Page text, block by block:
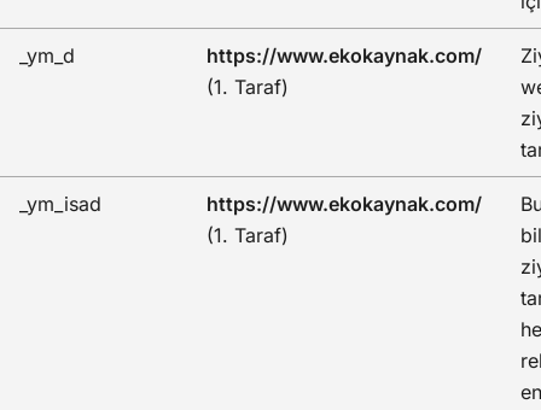
_ym_d
https://www.ekokaynak.com/
(1. Taraf)
_ym_isad
https://www.ekokaynak.com/
(1. Taraf)